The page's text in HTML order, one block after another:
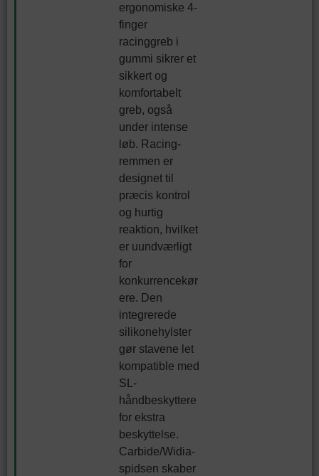
ergonomiske 4-
finger
racinggreb i
gummi sikrer et
sikkert og
komfortabelt
greb, også
under intense
løb. Racing-
remmen er
designet til
præcis kontrol
og hurtig
reaktion, hvilket
er uundværligt
for
konkurrencekør
ere. Den
integrerede
silikonehylster
gør stavene let
kompatible med
SL-
håndbeskyttere
for ekstra
beskyttelse.
Carbide/Widia-
spidsen skaber